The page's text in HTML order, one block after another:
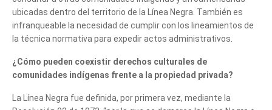
ubicadas dentro del territorio de la Línea Negra. También es
infranqueable la necesidad de cumplir con los lineamientos de
la técnica normativa para expedir actos administrativos.
¿Cómo pueden coexistir derechos culturales de
comunidades indígenas frente a la propiedad privada?
La Línea Negra fue definida, por primera vez, mediante la